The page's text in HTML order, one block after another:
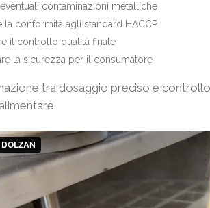
eventuali contaminazioni metalliche
la conformità agli standard HACCP
il controllo qualità finale
la sicurezza per il consumatore
tra dosaggio preciso e